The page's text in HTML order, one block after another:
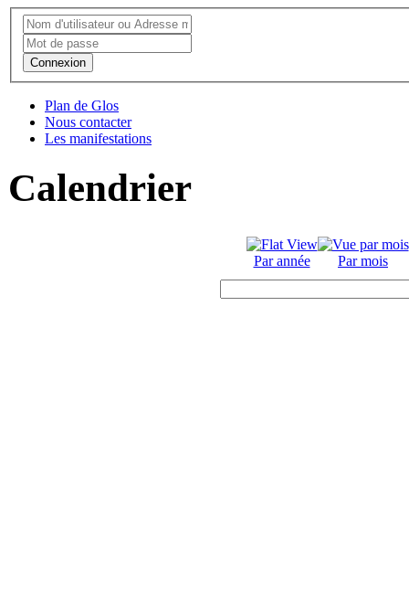
Connexion
Plan de Glos
Nous contacter
Les manifestations
Calendrier
Par année Par mois